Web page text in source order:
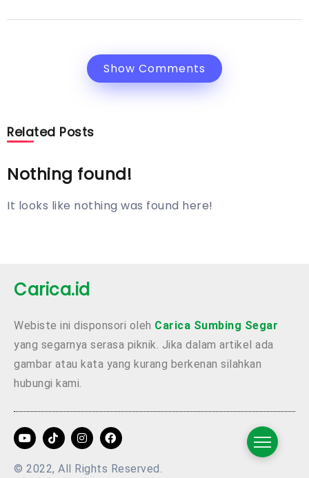
Show Comments
Related Posts
Nothing found!
It looks like nothing was found here!
Carica.id
Webiste ini disponsori oleh Carica Sumbing Segar
yang segarnya serasa piknik. Jika dalam artikel ada
gambar atau kata yang kurang berkenan silahkan
hubungi kami.
© 2022, All Rights Reserved.